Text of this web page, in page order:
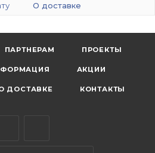
О доставке
ПАРТНЕРАМ ПРОЕКТЫ
АКЦИИ
ДОСТАВКЕ КОНТАКТЫ